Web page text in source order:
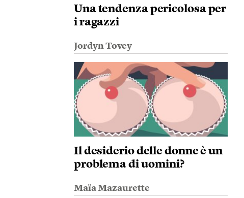
Una tendenza pericolosa per
i ragazzi
Jordyn Tovey
Il desiderio delle donne è un
problema di uomini?
Maïa Mazaurette